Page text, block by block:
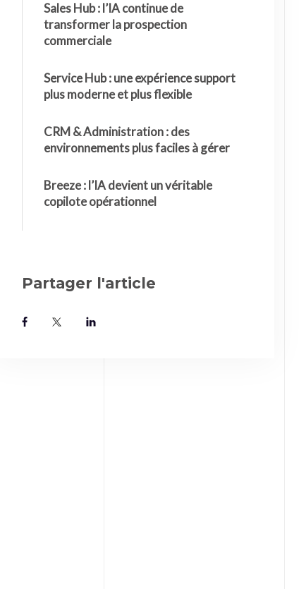
Sales Hub : l’IA continue de
transformer la prospection
commerciale
Service Hub : une expérience support
plus moderne et plus flexible
CRM & Administration : des
environnements plus faciles à gérer
Breeze : l’IA devient un véritable
copilote opérationnel
Partager l'article